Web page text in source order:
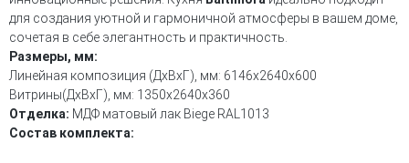
для создания уютной и гармоничной атмосферы в вашем доме,
сочетая в себе элегантность и практичность.
Размеры, мм:
Линейная композиция (ДхВхГ), мм: 6146х2640х600
Витрины(ДхВхГ), мм: 1350х2640х360
Отделка: МДФ матовый лак Biege RAL1013
Состав комплекта: